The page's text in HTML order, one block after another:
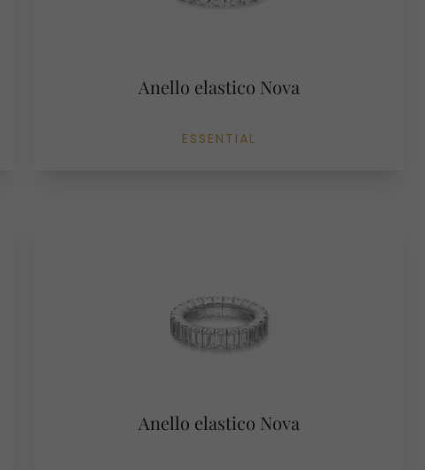
Anello elastico Nova
ESSENTIAL
Anello elastico Nova